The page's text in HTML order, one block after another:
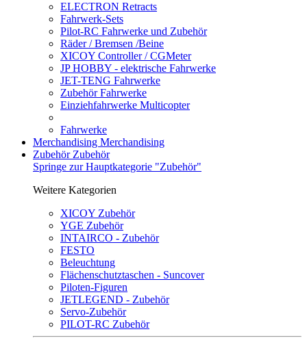
ELECTRON Retracts
Fahrwerk-Sets
Pilot-RC Fahrwerke und Zubehör
Räder / Bremsen /Beine
XICOY Controller / CGMeter
JP HOBBY - elektrische Fahrwerke
JET-TENG Fahrwerke
Zubehör Fahrwerke
Einziehfahrwerke Multicopter
Fahrwerke
Merchandising Merchandising
Zubehör Zubehör
Springe zur Hauptkategorie "Zubehör"
Weitere Kategorien
XICOY Zubehör
YGE Zubehör
INTAIRCO - Zubehör
FESTO
Beleuchtung
Flächenschutztaschen - Suncover
Piloten-Figuren
JETLEGEND - Zubehör
Servo-Zubehör
PILOT-RC Zubehör